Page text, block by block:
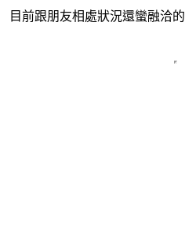
目前跟朋友相處狀況還蠻融洽的